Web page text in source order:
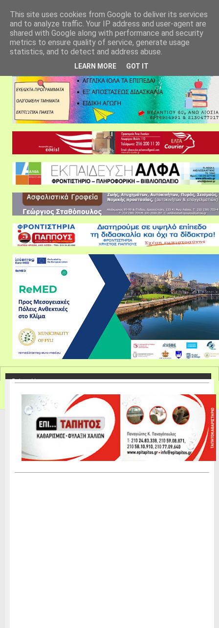
This site uses cookies from Google to deliver its services
and to analyze traffic. Your IP address and user-agent are
shared with Google along with performance and security
metrics to ensure quality of service, generate usage
statistics, and to detect and address abuse.
LEARN MORE GOT IT